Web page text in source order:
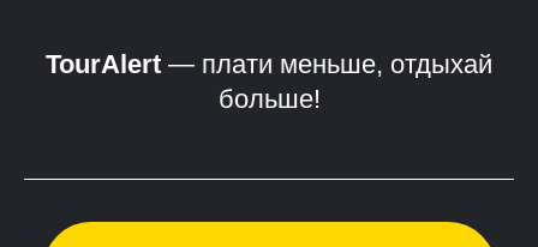
TourAlert — плати меньше, отдыхай
больше!